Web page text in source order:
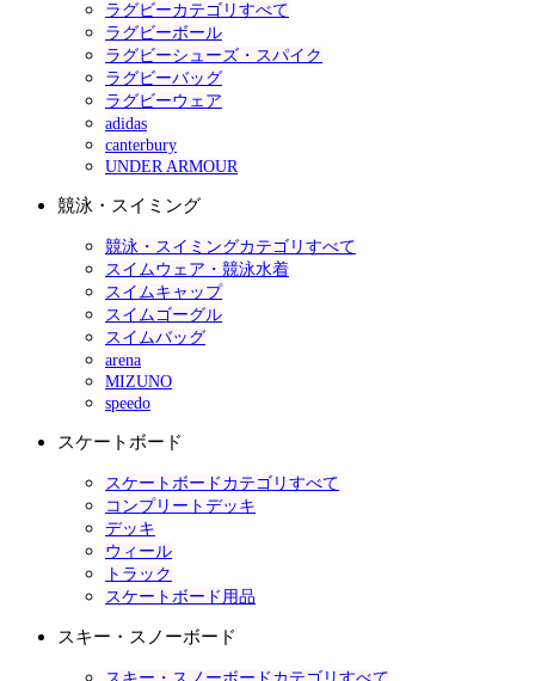
ラグビーカテゴリすべて
ラグビーボール
ラグビーシューズ・スパイク
ラグビーバッグ
ラグビーウェア
adidas
canterbury
UNDER ARMOUR
競泳・スイミング
競泳・スイミングカテゴリすべて
スイムウェア・競泳水着
スイムキャップ
スイムゴーグル
スイムバッグ
arena
MIZUNO
speedo
スケートボード
スケートボードカテゴリすべて
コンプリートデッキ
デッキ
ウィール
トラック
スケートボード用品
スキー・スノーボード